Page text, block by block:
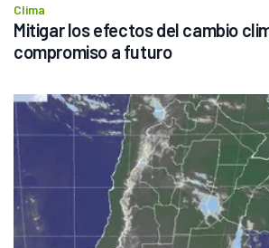
Clima
Mitigar los efectos del cambio
compromiso a futuro